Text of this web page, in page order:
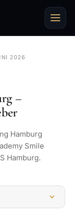
2026 ·
–
Hamburg
Smile
Hamburg.